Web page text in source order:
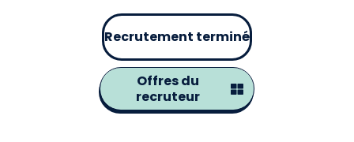
Recrutement terminé
Offres du
recruteur